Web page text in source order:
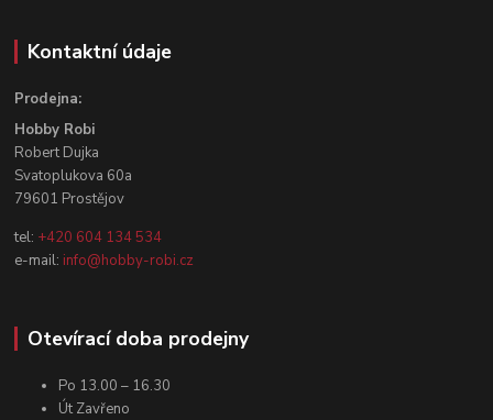
Kontaktní údaje
Prodejna:
Hobby Robi
Robert Dujka
Svatoplukova 60a
79601 Prostějov
tel: +420 604 134 534
e-mail: info@hobby-robi.cz
Otevírací doba prodejny
Po 13.00 – 16.30
Út Zavřeno